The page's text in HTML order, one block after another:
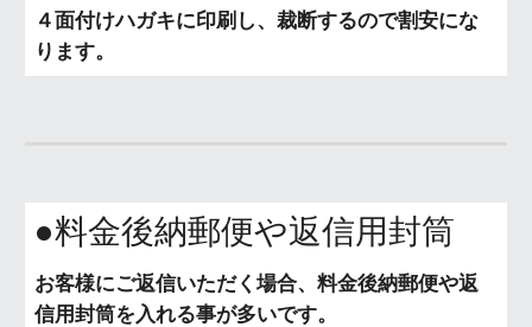
４面付けハガキに印刷し、裁断するので割安にな
ります。
●料金後納郵便や返信用封筒
お客様にご返信いただく場合、料金後納郵便や返
信用封筒を入れる事が多いです。